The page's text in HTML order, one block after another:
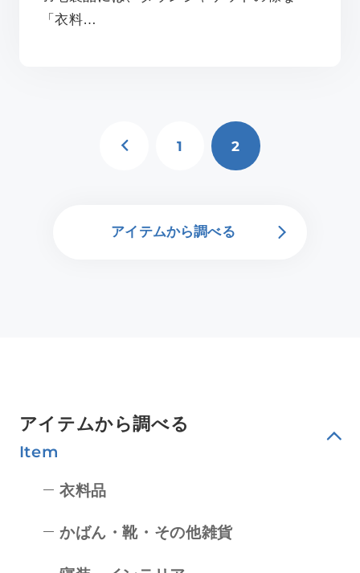
「衣料…
1 2
アイテムから調べる
アイテムから調べる
Item
衣料品
かばん・靴・その他雑貨